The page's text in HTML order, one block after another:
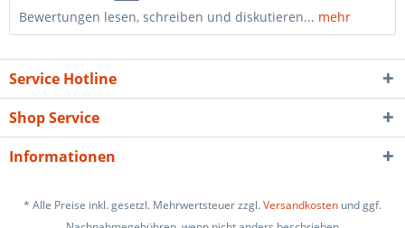
Bewertungen lesen, schreiben und diskutieren... mehr
Service Hotline
Shop Service
Informationen
* Alle Preise inkl. gesetzl. Mehrwertsteuer zzgl.Versandkosten und ggf.